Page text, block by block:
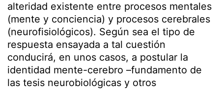
alteridad existente entre procesos mentales
(mente y conciencia) y procesos cerebrales
(neurofisiológicos). Según sea el tipo de
respuesta ensayada a tal cuestión
conducirá, en unos casos, a postular la
identidad mente-cerebro –fundamento de
las tesis neurobiológicas y otros